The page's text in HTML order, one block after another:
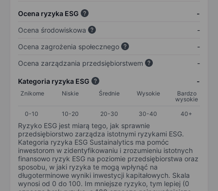
Ocena ryzyka ESG
-
Ocena środowiskowa
-
Ocena zagrożenia społecznego
-
Ocena zarządzania przedsiębiorstwem
-
Kategoria ryzyka ESG -
Znikome Niskie Średnie Wysokie
Bardzo
wysokie
0-10
10-20 20-30 30-40 40+
Ryzyko ESG jest miarą tego, jak sprawnie
przedsiębiorstwo zarządza istotnymi ryzykami ESG.
Kategoria ryzyka ESG Sustainalytics ma pomóc
inwestorom w zidentyfikowaniu i zrozumieniu istotnych
finansowo ryzyk ESG na poziomie przedsiębiorstwa oraz
sposobu, w jaki ryzyka te mogą wpłynąć na
długoterminowe wyniki inwestycji kapitałowych. Skala
wynosi od 0 do 100. Im mniejsze ryzyko, tym lepiej (0